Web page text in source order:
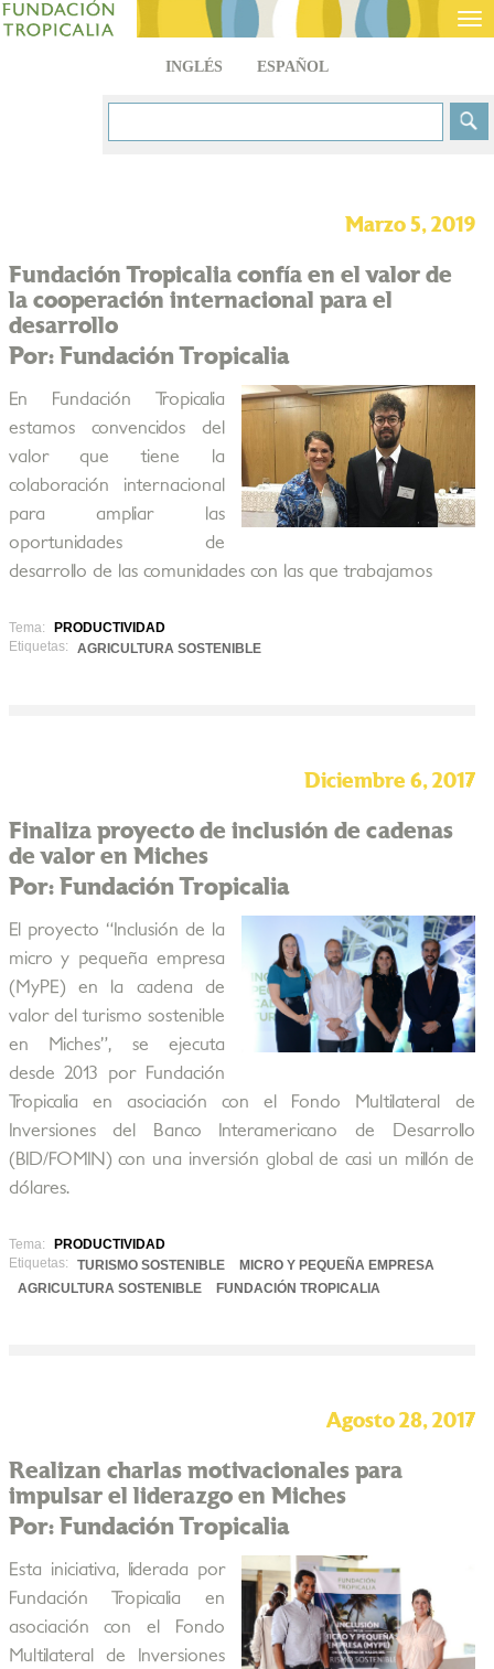
INGLÉS ESPAÑOL
Marzo 5, 2019
Fundación Tropicalia confía en el valor de
la cooperación internacional para el
desarrollo
Por: Fundación Tropicalia
En Fundación Tropicalia
estamos convencidos del
valor que tiene la
colaboración internacional
para ampliar las
oportunidades de
desarrollo de las comunidades con las que trabajamos
Tema:
PRODUCTIVIDAD
Etiquetas:
AGRICULTURA SOSTENIBLE
Diciembre 6, 2017
Finaliza proyecto de inclusión de cadenas
de valor en Miches
Por: Fundación Tropicalia
El proyecto “Inclusión de la
micro y pequeña empresa
(MyPE) en la cadena de
valor del turismo sostenible
en Miches”, se ejecuta
desde 2013 por Fundación
Tropicalia en asociación con el Fondo Multilateral de
Inversiones del Banco Interamericano de Desarrollo
(BID/FOMIN) con una inversión global de casi un millón de
dólares.
Tema:
PRODUCTIVIDAD
Etiquetas:
TURISMO SOSTENIBLE
MICRO Y PEQUEÑA EMPRESA
AGRICULTURA SOSTENIBLE
FUNDACIÓN TROPICALIA
Agosto 28, 2017
Realizan charlas motivacionales para
impulsar el liderazgo en Miches
Por: Fundación Tropicalia
Esta iniciativa, liderada por
Fundación Tropicalia en
asociación con el Fondo
Multilateral de Inversiones